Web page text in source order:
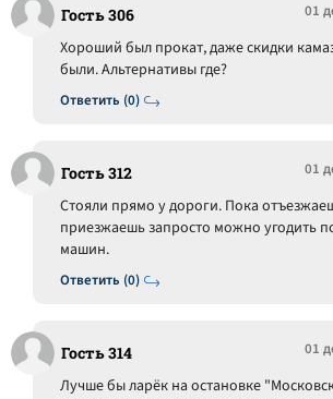
Гость 306 01
Ответить (0)
Хороший был прокат, даже скидки
были. Альтернативы где?
Гость 312 01
Ответить (0)
Стояли прямо у дороги. Пока
приезжаешь запросто можно угодить
машин.
Гость 314 01
Лучше бы ларёк на остановке